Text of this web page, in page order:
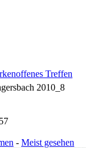
Treffen
2010_8
- Meist gesehen